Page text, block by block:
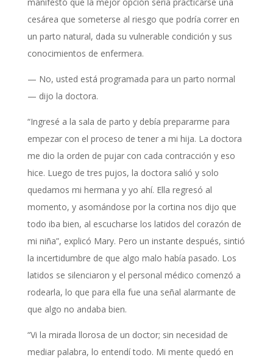
cesárea que someterse al riesgo que podría correr en
un parto natural, dada su vulnerable condición y sus
conocimientos de enfermera.
— No, usted está programada para un parto normal
— dijo la doctora.
“Ingresé a la sala de parto y debía prepararme para
empezar con el proceso de tener a mi hija. La doctora
me dio la orden de pujar con cada contracción y eso
hice. Luego de tres pujos, la doctora salió y solo
quedamos mi hermana y yo ahí. Ella regresó al
momento, y asomándose por la cortina nos dijo que
todo iba bien, al escucharse los latidos del corazón de
mi niña”, explicó Mary. Pero un instante después, sintió
la incertidumbre de que algo malo había pasado. Los
latidos se silenciaron y el personal médico comenzó a
rodearla, lo que para ella fue una señal alarmante de
que algo no andaba bien.
“Vi la mirada llorosa de un doctor; sin necesidad de
mediar palabra, lo entendí todo. Mi mente quedó en